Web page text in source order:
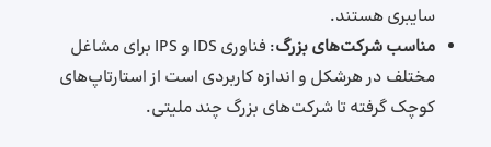
سایبری هستند.
مناسب شرکت‌های بزرگ
: فناوری IDS و IPS برای مشاغل
مختلف در هرشکل و اندازه کاربردی است از استارتاپ‌های
کوچک گرفته تا شرکت‌های بزرگ چند ملیتی.